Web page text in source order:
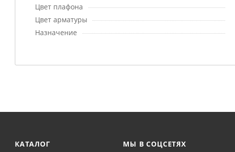
Цвет плафона
Цвет арматуры
Назначение
КАТАЛОГ МЫ В СОЦСЕТЯХ